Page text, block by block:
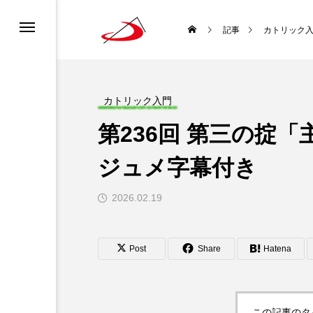
記事 カトリック
カトリック入門
第236回 第三の掟「
ジュメ字幕付き
2026.02.19
Post Share Hatena